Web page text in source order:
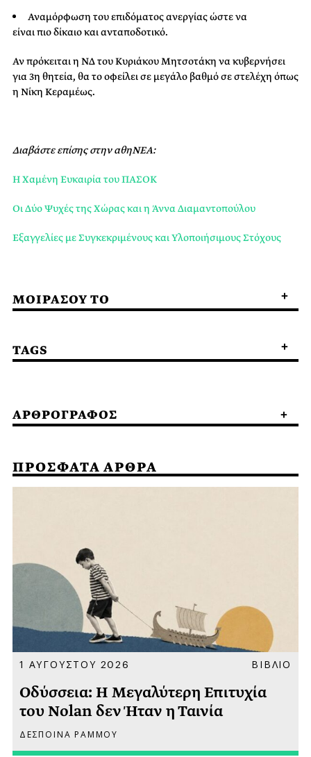
Αναμόρφωση του επιδόματος ανεργίας ώστε να
είναι πιο δίκαιο και ανταποδοτικό.
Αν πρόκειται η ΝΔ του Κυριάκου Μητσοτάκη να κυβερνήσει
για 3η θητεία, θα το οφείλει σε μεγάλο βαθμό σε στελέχη όπως
η Νίκη Κεραμέως.
Διαβάστε επίσης στην αθηΝΕΑ:
H Xαμένη Ευκαιρία του ΠΑΣΟΚ
Οι Δύο Ψυχές της Χώρας και η Άννα Διαμαντοπούλου
Εξαγγελίες με Συγκεκριμένους και Υλοποιήσιμους Στόχους
ΜΟΙΡΑΣΟΥ ΤΟ
TAGS
ΑΡΘΡΟΓΡΑΦΟΣ
ΠΡΟΣΦΑΤΑ ΑΡΘΡΑ
1 ΑΥΓΟΥΣΤΟΥ 2026 ΒΙΒΛΙΟ
Οδύσσεια: Η Μεγαλύτερη Επιτυχία
του Nolan δεν Ήταν η Ταινία
ΔΕΣΠΟΙΝΑ ΡΑΜΜΟΥ